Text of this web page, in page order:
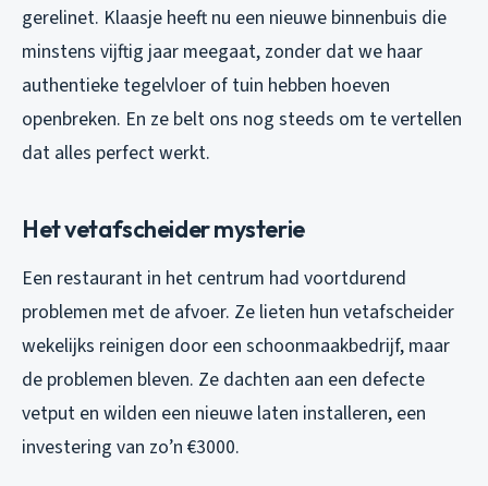
gerelinet. Klaasje heeft nu een nieuwe binnenbuis die
minstens vijftig jaar meegaat, zonder dat we haar
authentieke tegelvloer of tuin hebben hoeven
openbreken. En ze belt ons nog steeds om te vertellen
dat alles perfect werkt.
Het vetafscheider mysterie
Een restaurant in het centrum had voortdurend
problemen met de afvoer. Ze lieten hun vetafscheider
wekelijks reinigen door een schoonmaakbedrijf, maar
de problemen bleven. Ze dachten aan een defecte
vetput en wilden een nieuwe laten installeren, een
investering van zo’n €3000.